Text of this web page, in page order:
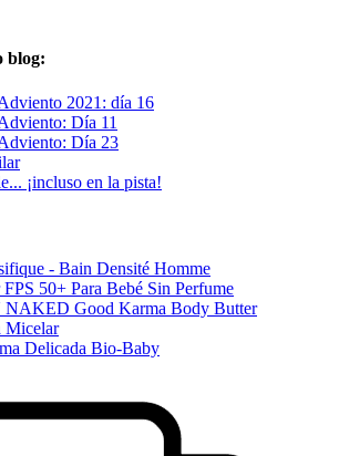
blog:
2021: día 16
Día 11
Día 23
¡incluso en la pista!
- Bain Densité Homme
50+ Para Bebé Sin Perfume
Good Karma Body Butter
Micelar
Delicada Bio-Baby